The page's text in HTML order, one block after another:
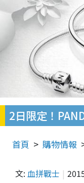
2日限定！
首頁 購物情報
文: 血拼戰士